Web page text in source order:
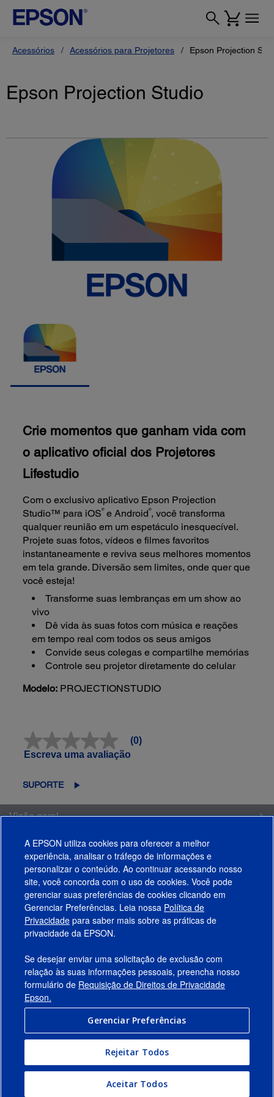
Acessórios Acessórios para Projetores Epson Projection
Epson Projection Studio
Crie momentos que ganham vida com
o aplicativo oficial dos Projetores
Lifestudio
Com o exclusivo aplicativo Epson Projection
Studio™ para iOS®e Android®, você transforma
qualquer reunião em um espetáculo inesquecível.
Projete suas fotos, vídeos e filmes favoritos
instantaneamente e reviva seus melhores momentos
em tela grande. Diversão sem limites, onde quer que
você esteja!
Transforme suas lembranças em um show ao
vivo
Dê vida às suas fotos com música e reações
em tempo real com todos os seus amigos
Convide seus colegas e compartilhe memórias
Controle seu projetor diretamente do celular
Modelo: PROJECTIONSTUDIO
Sem
valor
abre
mesma
página.
(0)
Escreva uma avaliação
SUPORTE
Visão geral
Avaliações
Suporte
Produtos
Suporte
Links Sugeridos
Empresa
Conecte-se com a Epson
Termos de Uso
A EPSON utiliza cookies para oferecer a melhor
experiência, analisar o tráfego de informações e
personalizar o conteúdo. Ao continuar acessando nosso
site, você concorda com o uso de cookies. Você pode
gerenciar suas preferências de cookies clicando em
Gerenciar Preferências. Leia nossa Política de
Privacidade para saber mais sobre as práticas de
privacidade da EPSON.
Se desejar enviar uma solicitação de exclusão com
relação às suas informações pessoais, preencha nosso
formulário de Requisição de Direitos de Privacidade
Epson.
Gerenciar Preferências
Rejeitar Todos
Aceitar Todos